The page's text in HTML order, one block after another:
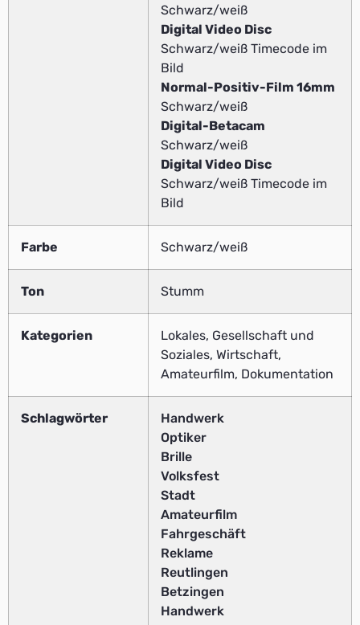
Schwarz/weiß
Digital Video Disc
Schwarz/weiß Timecode im
Bild
Normal-Positiv-Film 16mm
Schwarz/weiß
Digital-Betacam
Schwarz/weiß
Digital Video Disc
Schwarz/weiß Timecode im
Bild
Farbe Schwarz/weiß
Ton Stumm
Kategorien
Lokales, Gesellschaft und
Soziales, Wirtschaft,
Amateurfilm, Dokumentation
Schlagwörter
Handwerk
Optiker
Brille
Volksfest
Stadt
Amateurfilm
Fahrgeschäft
Reklame
Reutlingen
Betzingen
Handwerk